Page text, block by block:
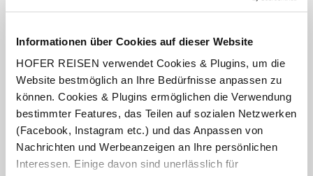
Informationen über Cookies auf dieser Website
HOFER REISEN verwendet Cookies & Plugins, um die
Website bestmöglich an Ihre Bedürfnisse anpassen zu
können. Cookies & Plugins ermöglichen die Verwendung
bestimmter Features, das Teilen auf sozialen Netzwerken
(Facebook, Instagram etc.) und das Anpassen von
Nachrichten und Werbeanzeigen an Ihre persönlichen
Interessen. Einige davon sind unerlässlich für
(Mineralwasser, Fassbier, offene Weine)
Benutzung des hoteleigenen Wellnessbereichs
(Öffnungszeiten lt. Aushang vor Ort oder online)
Miniclub für Kinder von 5 – 11 Jahren (von Juni bis
September, lt. Aushang vor Ort oder online)
Boots-Shuttle Rovinj – Hotel – Rovinj (gültig für die Dauer
des Aufenthaltes, lt. Aushang vor Ort oder online)